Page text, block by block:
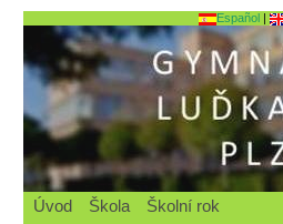
Español|
Úvod Škola
Školní rok